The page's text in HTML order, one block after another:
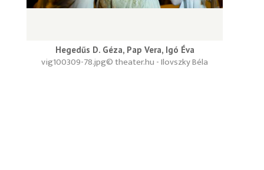
Hegedűs D. Géza, Pap Vera, Igó Éva
© theater.hu - Ilovszky Béla
vig100309-78.jpg